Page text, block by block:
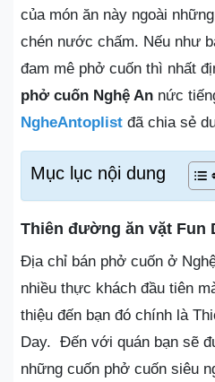
của món ăn này ngoài
chén nước chấm. Nếu như
đam mê phở cuốn thì nhất
phở cuốn Nghệ An nức
NgheAntoplist đã chia sẻ
Mục lục nội dung
Thiên đường ăn vặt Fun
Địa chỉ bán phở cuốn ở
nhiều thực khách đầu tiên
thiệu đến bạn đó chính là
Day. Đến với quán bạn sẽ
những cuốn phở cuốn siêu